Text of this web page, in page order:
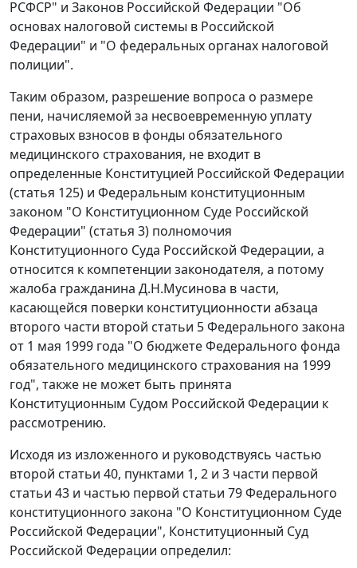
РСФСР" и Законов Российской Федерации "Об
основах налоговой системы в Российской
Федерации" и "О федеральных органах налоговой
полиции".
Таким образом, разрешение вопроса о размере
пени, начисляемой за несвоевременную уплату
страховых взносов в фонды обязательного
медицинского страхования, не входит в
определенные Конституцией Российской Федерации
(статья 125) и Федеральным конституционным
законом "О Конституционном Суде Российской
Федерации" (статья 3) полномочия
Конституционного Суда Российской Федерации, а
относится к компетенции законодателя, а потому
жалоба гражданина Д.Н.Мусинова в части,
касающейся поверки конституционности абзаца
второго части второй статьи 5Федерального закона
от 1 мая 1999 года "О бюджете Федерального фонда
обязательного медицинского страхования на 1999
год", также не может быть принята
Конституционным Судом Российской Федерации к
рассмотрению.
Исходя из изложенного и руководствуясь частью
второй статьи 40, пунктами 1, 2 и 3 части первой
статьи 43 и частью первой статьи 79Федерального
конституционного закона "О Конституционном Суде
Российской Федерации", Конституционный Суд
Российской Федерации определил: